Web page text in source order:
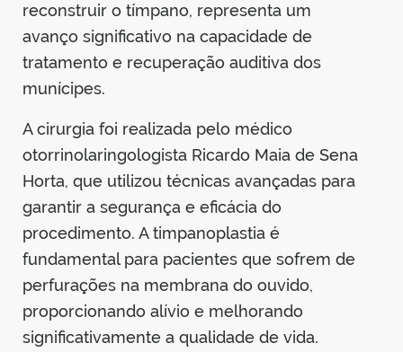
reconstruir o tímpano, representa um
avanço significativo na capacidade de
tratamento e recuperação auditiva dos
munícipes.
A cirurgia foi realizada pelo médico
otorrinolaringologista Ricardo Maia de Sena
Horta, que utilizou técnicas avançadas para
garantir a segurança e eficácia do
procedimento. A timpanoplastia é
fundamental para pacientes que sofrem de
perfurações na membrana do ouvido,
proporcionando alívio e melhorando
significativamente a qualidade de vida.